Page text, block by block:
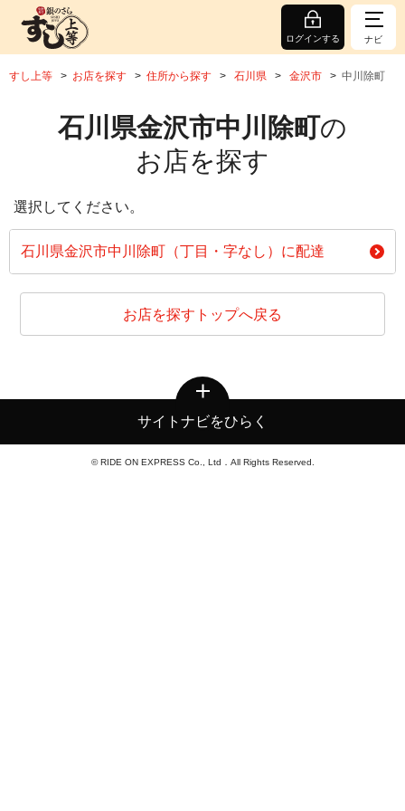
ログインする ナビ
すし上等 お店を探す 住所から探す 石川県 金沢市 中川除町
石川県金沢市中川除町の
お店を探す
選択してください。
石川県金沢市中川除町（丁目・字なし）に配達
お店を探すトップへ戻る
サイトナビをひらく
© RIDE ON EXPRESS Co., Ltd．All Rights Reserved.